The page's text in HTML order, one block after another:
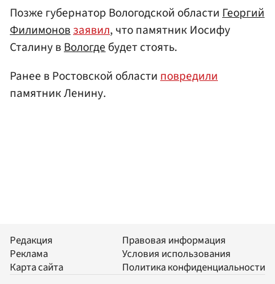
Позже губернатор Вологодской областиГеоргий
Филимоновзаявил, что памятник Иосифу
Сталину вВологдебудет стоять.
Ранее в Ростовской областиповредили
памятник Ленину.
Редакция
Реклама
Карта сайта
Правовая информация
Условия использования
Политика конфиденциальности